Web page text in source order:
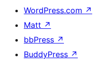
WordPress.com ↗
Matt ↗
bbPress ↗
BuddyPress ↗